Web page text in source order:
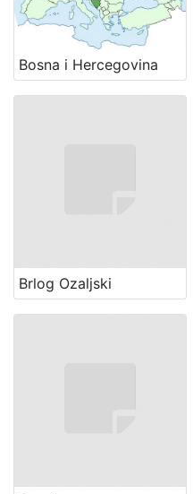
Bosna i Hercegovina
Brlog Ozaljski